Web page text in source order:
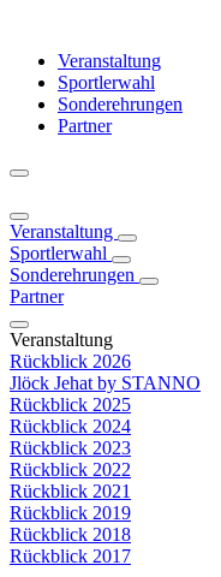
Veranstaltung
Sportlerwahl
Sonderehrungen
Partner
Veranstaltung
Sportlerwahl
Sonderehrungen
Partner
Veranstaltung
Rückblick 2026
Jlöck Jehat by STANNO
Rückblick 2025
Rückblick 2024
Rückblick 2023
Rückblick 2022
Rückblick 2021
Rückblick 2019
Rückblick 2018
Rückblick 2017